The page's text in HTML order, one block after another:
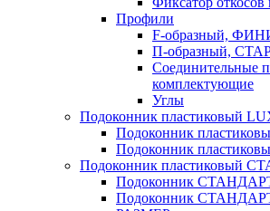
Профили
F-образный,
П-образный,
Соединительные
комплектующие
Углы
Подоконник пластиковый
Подоконник
Подоконник
Подоконник пластиковый
Подоконник
Подоконник